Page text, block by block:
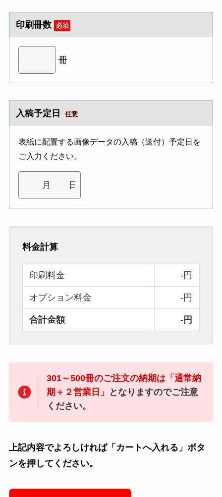
印刷冊数 必須
冊
入稿予定日 任意
表紙に配置する画像データの入稿（送付）予定日を
ご入力ください。
料金計算
印刷料金 -円
オプション料金 -円
合計金額 -円
301～500冊のご注文の納期は「通常納
期＋２営業日」
となりますのでご注意
ください。
上記内容でよろしければ「カートへ入れる」ボタ
ンを押してください。